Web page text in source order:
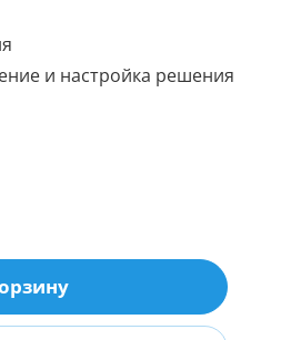
и настройка решения